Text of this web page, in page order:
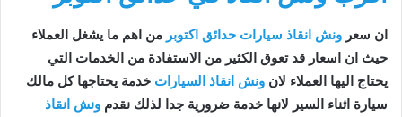
ان سعر ونش انقاذ سيارات حدائق اكتوبر من اهم ما يشغل العملاء
حيث ان اسعار قد تعوق الكثير من الاستفادة من الخدمات التي
يحتاج اليها العملاء لان ونش انقاذ السيارات خدمة يحتاجها كل مالك
سيارة اثناء السير لانها خدمة ضرورية جدا لذلك نقدم ونش انقاذ